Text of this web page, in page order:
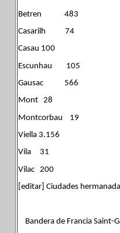
Betren 483
Casarilh 74
Casau 100
Escunhau 105
Gausac 566
Mont 28
Montcorbau 19
Viella 3.156
Vila 31
Vilac 200
[editar] Ciudades
Bandera de Francia Saint-